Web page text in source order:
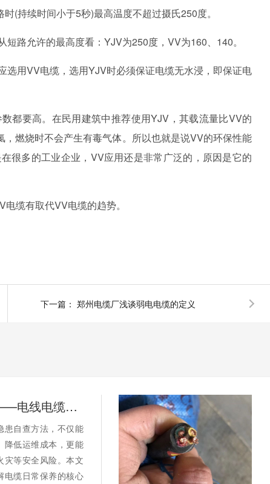
持续时间小于5秒)最高温度不超过摄氏250度。
允许的最高度看：YJV为250度，VV为160、140。
用VV电缆，选用YJV时必须保证电缆无水浸，即保证电
要高。在民用建筑中推荐使用YJV，其载流量比VV的
燃烧时不会产生有毒气体。所以也就是说VV的环保性能
很多的工业企业，VV应用还是非常广泛的，原因是它的
缆有取代VV电缆的趋势。
下一篇： 郑州电缆厂浅谈弱电电缆的定义
别等断电才行动——电线电缆的日常维护与隐患自查
患自查方法，不仅能
降低运维成本，更能
灾等安全风险。本文
电缆日常保养的核心